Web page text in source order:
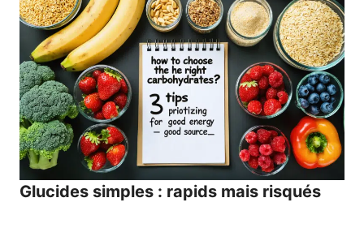
Glucides simples : rapids mais risqués